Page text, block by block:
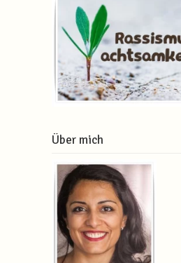
Über mich